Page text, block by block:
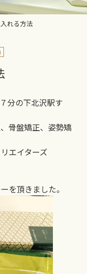
れる方法
分の下北沢駅す
骨盤矯正、姿勢矯
エイターズ
を頂きました。